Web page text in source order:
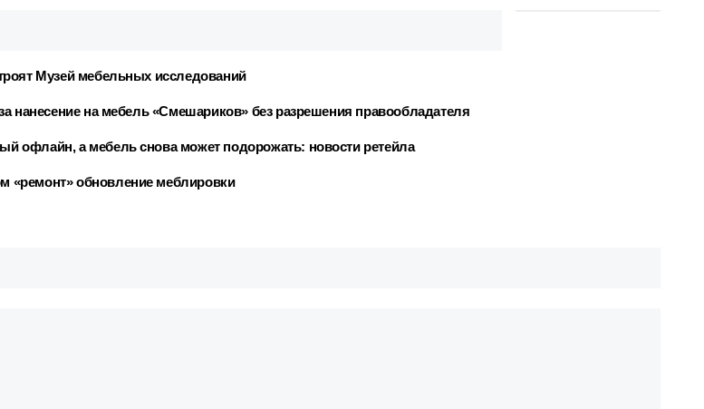
Музей мебельных исследований
нанесение на мебель «Смешариков» без разрешения правообладателя
офлайн, а мебель снова может подорожать: новости ретейла
«ремонт» обновление меблировки